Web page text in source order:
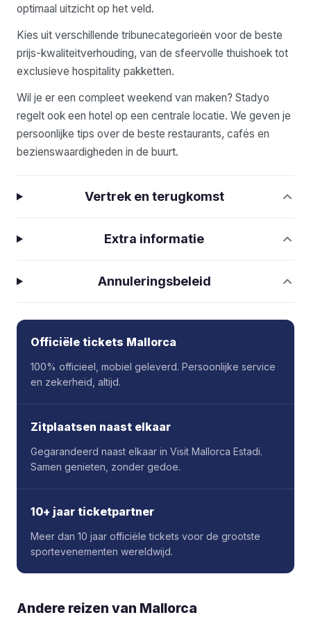
optimaal uitzicht op het veld.
Kies uit verschillende tribunecategorieën voor de beste
prijs-kwaliteitverhouding, van de sfeervolle thuishoek tot
exclusieve hospitality pakketten.
Wil je er een compleet weekend van maken? Stadyo
regelt ook een hotel op een centrale locatie. We geven je
persoonlijke tips over de beste restaurants, cafés en
bezienswaardigheden in de buurt.
Vertrek en terugkomst
Extra informatie
Annuleringsbeleid
Officiële tickets Mallorca
100% officieel, mobiel geleverd. Persoonlijke service
en zekerheid, altijd.
Zitplaatsen naast elkaar
Gegarandeerd naast elkaar in Visit Mallorca Estadi.
Samen genieten, zonder gedoe.
10+ jaar ticketpartner
Meer dan 10 jaar officiële tickets voor de grootste
sportevenementen wereldwijd.
Andere reizen van Mallorca